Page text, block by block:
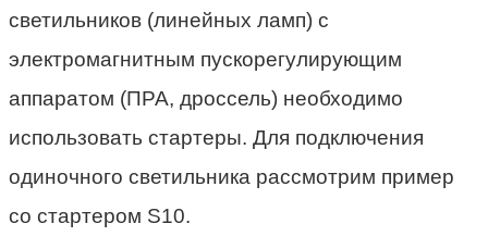
светильников (линейных ламп) с
электромагнитным пускорегулирующим
аппаратом (ПРА, дроссель) необходимо
использовать стартеры. Для подключения
одиночного светильника рассмотрим пример
со стартером S10.